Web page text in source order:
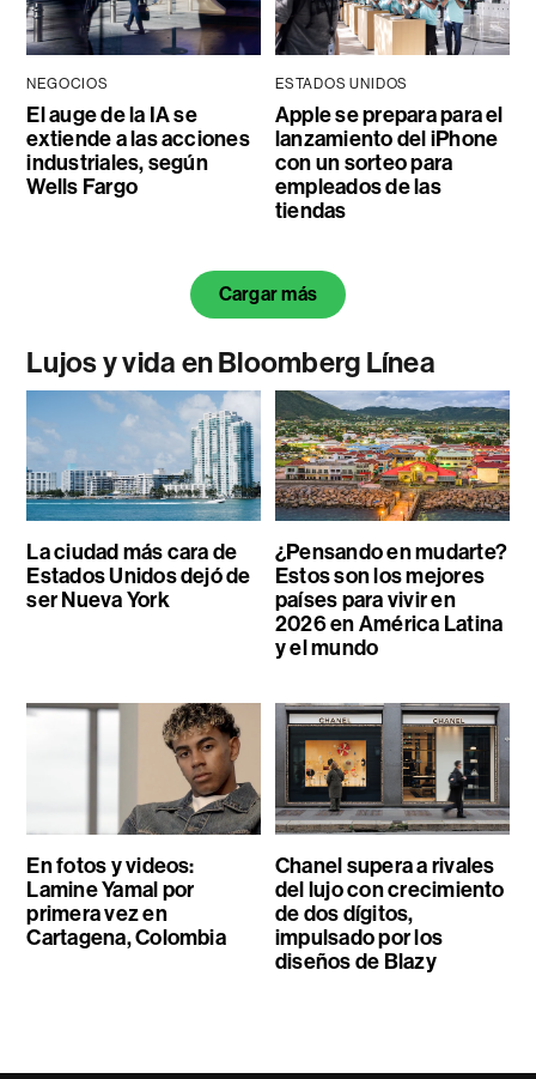
NEGOCIOS
El auge de la IA se
extiende a las acciones
industriales, según
Wells Fargo
ESTADOS UNIDOS
Apple se prepara para el
lanzamiento del iPhone
con un sorteo para
empleados de las
tiendas
Cargar más
Lujos y vida en Bloomberg Línea
La ciudad más cara de
Estados Unidos dejó de
ser Nueva York
¿Pensando en mudarte?
Estos son los mejores
países para vivir en
2026 en América Latina
y el mundo
En fotos y videos:
Lamine Yamal por
primera vez en
Cartagena, Colombia
Chanel supera a rivales
del lujo con crecimiento
de dos dígitos,
impulsado por los
diseños de Blazy